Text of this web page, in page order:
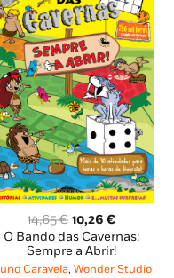
14,65€ O
preço
original
era:
10,26 €O
preço
atual
é:
O Bando das Cavernas:
Sempre a Abrir!
Caravela, Wonder Studio